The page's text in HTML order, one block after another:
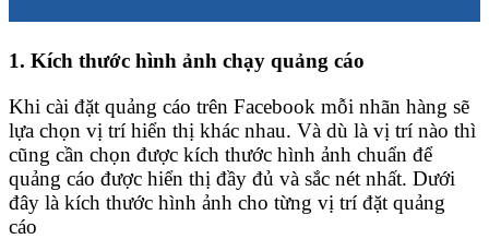
1. Kích thước hình ảnh chạy quảng cáo
Khi cài đặt quảng cáo trên Facebook mỗi nhãn hàng sẽ
lựa chọn vị trí hiển thị khác nhau. Và dù là vị trí nào thì
cũng cần chọn được kích thước hình ảnh chuẩn để
quảng cáo được hiển thị đầy đủ và sắc nét nhất. Dưới
đây là kích thước hình ảnh cho từng vị trí đặt quảng
cáo